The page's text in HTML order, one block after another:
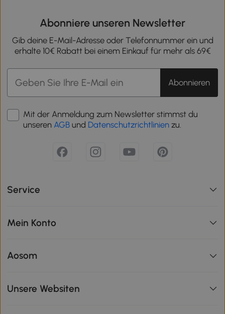
Abonniere unseren Newsletter
Gib deine E-Mail-Adresse oder Telefonnummer ein und
erhalte 10€ Rabatt bei einem Einkauf für mehr als 69€
Abonnieren
Mit der Anmeldung zum Newsletter stimmst du
unseren AGB und Datenschutzrichtlinien zu.
Service
Mein Konto
Aosom
Unsere Websiten